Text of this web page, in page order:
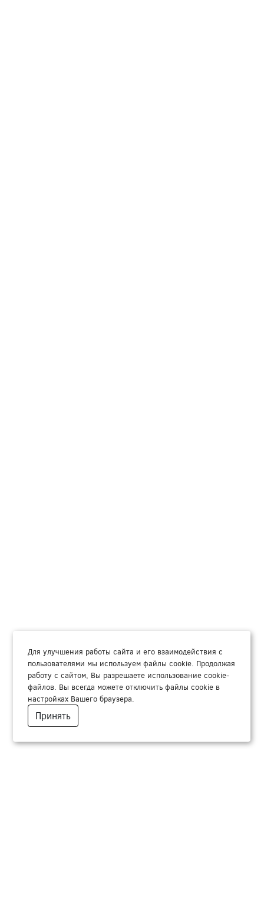
Для улучшения работы сайта и его взаимодействия с
пользователями мы используем файлы cookie. Продолжая
работу с сайтом, Вы разрешаете использование cookie-
файлов. Вы всегда можете отключить файлы cookie в
настройках Вашего браузера.
Принять